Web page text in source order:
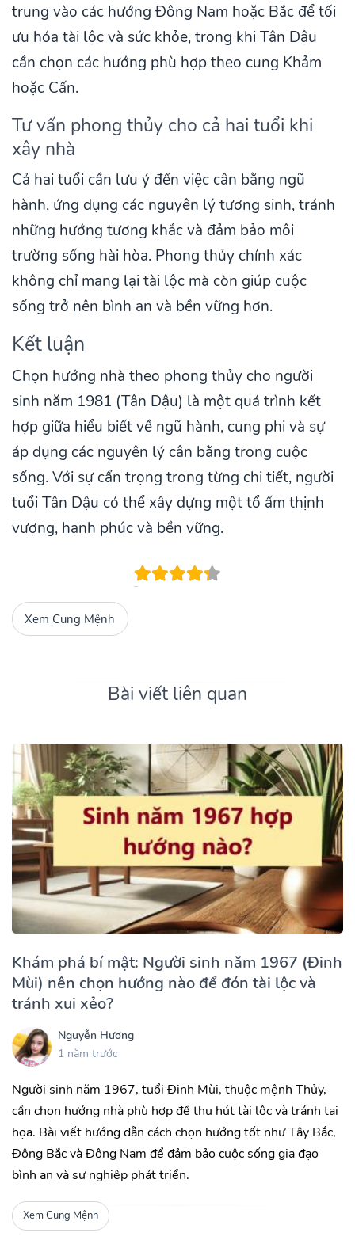
trung vào các hướng Đông Nam hoặc Bắc để tối
ưu hóa tài lộc và sức khỏe, trong khi Tân Dậu
cần chọn các hướng phù hợp theo cung Khảm
hoặc Cấn.
Tư vấn phong thủy cho cả hai tuổi khi
xây nhà
Cả hai tuổi cần lưu ý đến việc cân bằng ngũ
hành, ứng dụng các nguyên lý tương sinh, tránh
những hướng tương khắc và đảm bảo môi
trường sống hài hòa. Phong thủy chính xác
không chỉ mang lại tài lộc mà còn giúp cuộc
sống trở nên bình an và bền vững hơn.
Kết luận
Chọn hướng nhà theo phong thủy cho người
sinh năm 1981 (Tân Dậu) là một quá trình kết
hợp giữa hiểu biết về ngũ hành, cung phi và sự
áp dụng các nguyên lý cân bằng trong cuộc
sống. Với sự cẩn trọng trong từng chi tiết, người
tuổi Tân Dậu có thể xây dựng một tổ ấm thịnh
vượng, hạnh phúc và bền vững.
Xem Cung Mệnh
Bài viết liên quan
Khám phá bí mật: Người sinh năm 1967 (Đinh
Mùi) nên chọn hướng nào để đón tài lộc và
tránh xui xẻo?
Nguyễn Hương
1 năm trước
Người sinh năm 1967, tuổi Đinh Mùi, thuộc mệnh Thủy,
cần chọn hướng nhà phù hợp để thu hút tài lộc và tránh tai
họa. Bài viết hướng dẫn cách chọn hướng tốt như Tây Bắc,
Đông Bắc và Đông Nam để đảm bảo cuộc sống gia đạo
bình an và sự nghiệp phát triển.
Xem Cung Mệnh